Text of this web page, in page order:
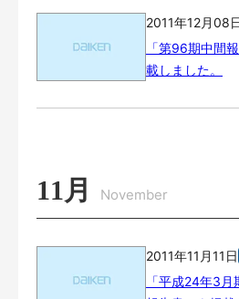
2011年12月08
「第96期中間
載しました。
11月 November
2011年11月11日
「平成24年3